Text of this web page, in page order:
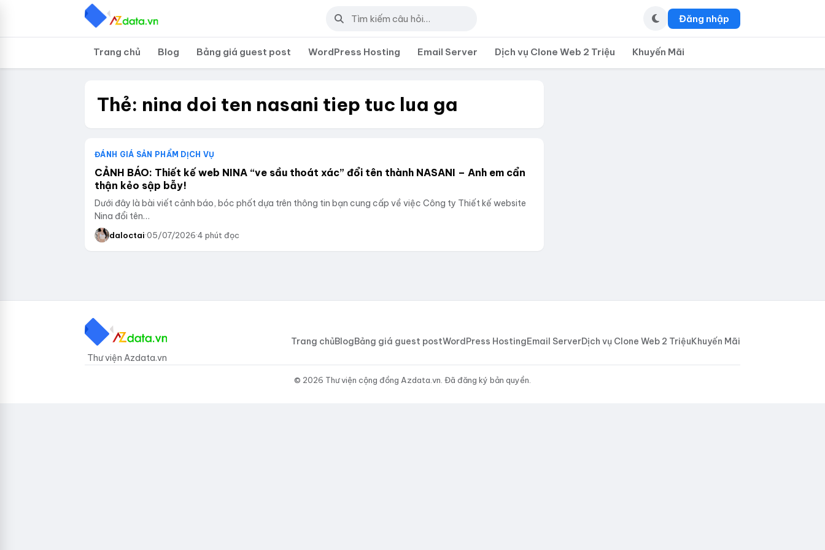
Đăng nhập
Trang chủ Blog Bảng giá guest post WordPress Hosting Email Server Dịch vụ Clone Web 2 Triệu Khuyến Mãi
Thẻ: nina doi ten nasani tiep tuc lua ga
ĐÁNH GIÁ SẢN PHẨM DỊCH VỤ
CẢNH BÁO: Thiết kế web NINA “ve sầu thoát xác” đổi tên thành NASANI – Anh em cẩn
thận kẻo sập bẫy!
Dưới đây là bài viết cảnh báo, bóc phốt dựa trên thông tin bạn cung cấp về việc Công ty Thiết kế website
Nina đổi tên…
daloctai·05/07/2026·4 phút đọc
Thư viện Azdata.vn
Trang chủBlogBảng giá guest postWordPress HostingEmail ServerDịch vụ Clone Web 2 TriệuKhuyến Mãi
© 2026 Thư viện cộng đồng Azdata.vn. Đã đăng ký bản quyền.